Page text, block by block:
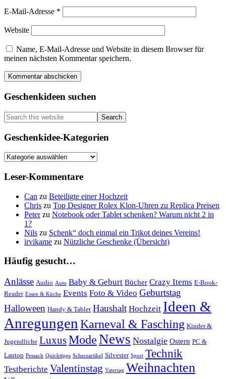
E-Mail-Adresse *
Website
Name, E-Mail-Adresse und Website in diesem Browser für
meinen nächsten Kommentar speichern.
Primary
Sidebar
Geschenkideen suchen
Search
this
website
Geschenkidee-Kategorien
Geschenkidee-
Leser-Kommentare
Can zu Beteiligte einer Hochzeit
Chris zu Top Designer Rolex Klon-Uhren zu Replica Preisen
Peterzu Notebook oder Tablet schenken? Warum nicht 2 in
1?
Nils zu Schenk“ doch einmal ein Trikot deines Vereins!
irvikame zu Nützliche Geschenke (Übersicht)
Häufig gesucht…
Anlässe Audio Auto Baby & Geburt Bücher Crazy Items E-Book-
Reader Essen & Küche Events Foto & Video Geburtstag
Halloween Handy & Tablet Haushalt Hochzeit Ideen &
Anregungen Karneval & Fasching Kinder &
Jugendliche LuxusModeNews Nostalgie Ostern PC &
Laptop Pessach Quicktipps Scherzartikel Silvester Sport Technik
Testberichte Valentinstag Vatertag Weihnachten